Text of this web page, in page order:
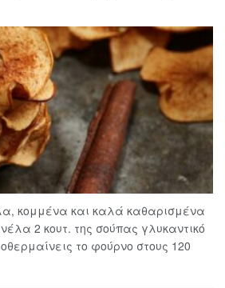
κομμένα και καλά καθαρισμένα
2 κουτ. της σούπας γλυκαντικό
το φούρνο στους 120